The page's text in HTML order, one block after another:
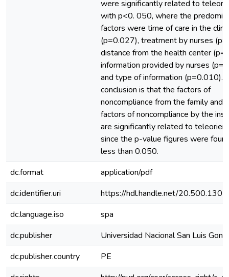
were significantly related to
with p<0. 050, where the
factors were time of care in the
(p=0.027), treatment by nurses
distance from the health center
information provided by nurses
and type of information (p=0.010).
conclusion is that the factors of
noncompliance from the family and
factors of noncompliance by the
are significantly related to
since the p-value figures were
less than 0.050.
dc.format
application/pdf
dc.identifier.uri
https://hdl.handle.net/
dc.language.iso
spa
dc.publisher
Universidad Nacional San Luis
dc.publisher.country
PE